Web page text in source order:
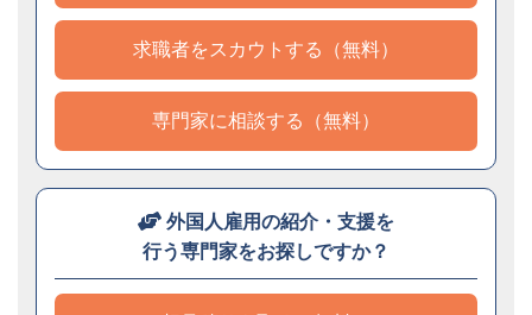
求職者をスカウトする（無料）
専門家に相談する（無料）
外国人雇用の紹介・支援を
行う専門家をお探しですか？